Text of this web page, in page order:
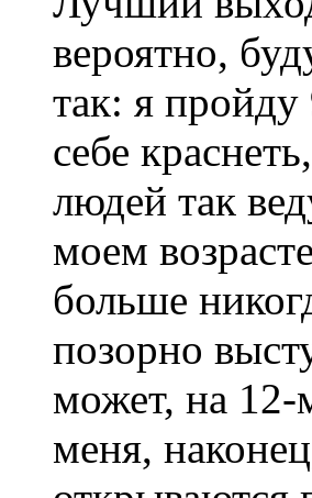
вероятно,
так: я
себе
людей так
моем
больше
позорно
может, на 12-
меня,